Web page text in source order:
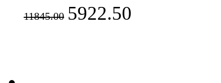
11845.00 5922.50